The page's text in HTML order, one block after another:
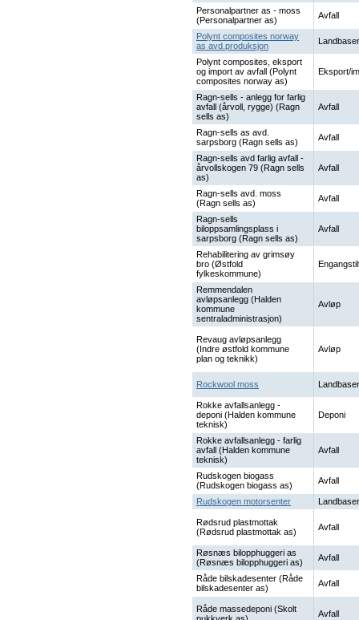
Personalpartner as - moss
(Personalpartner as)
Avfall
Polynt composites norway
as avd.produksjon
Polynt composites, eksport
og import av avfall (Polynt
composites norway as)
Eksport/
Ragn-sells - anlegg for farlig
avfall (årvoll, rygge) (Ragn
sells as)
Avfall
Ragn-sells as avd.
sarpsborg (Ragn sells as)
Avfall
Ragn-sells avd farlig avfall -
årvollskogen 79 (Ragn sells
as)
Avfall
Ragn-sells avd. moss
(Ragn sells as)
Avfall
Ragn-sells
biloppsamlingsplass i
sarpsborg (Ragn sells as)
Avfall
Rehabilitering av grimsøy
bro (Østfold
fylkeskommune)
Remmendalen
avløpsanlegg (Halden
kommune
sentraladministrasjon)
Avløp
Revaug avløpsanlegg
(Indre østfold kommune
plan og teknikk)
Avløp
Rockwool moss
Rokke avfallsanlegg -
deponi (Halden kommune
teknisk)
Deponi
Rokke avfallsanlegg - farlig
avfall (Halden kommune
teknisk)
Avfall
Rudskogen biogass
(Rudskogen biogass as)
Avfall
Rudskogen motorsenter
Rødsrud plastmottak
(Rødsrud plastmottak as)
Avfall
Røsnæs bilopphuggeri as
(Røsnæs bilopphuggeri as)
Avfall
Råde bilskadesenter (Råde
bilskadesenter as)
Avfall
Råde massedeponi (Skolt
Avfall